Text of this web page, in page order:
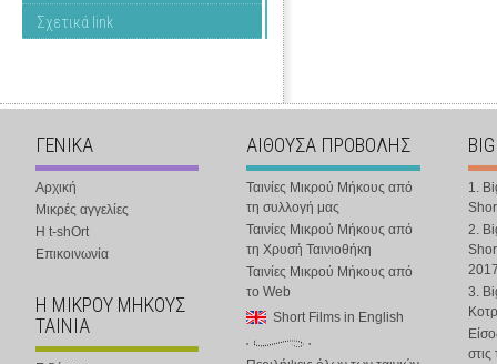
Σχετικά link
ΓΕΝΙΚΑ
Αρχική
Μικρές αγγελίες
Η t-shOrt
Επικοινωνία
Η ΜΙΚΡΟΥ ΜΗΚΟΥΣ
ΤΑΙΝΙΑ
ΑΙΘΟΥΣΑ ΠΡΟΒΟΛΗΣ
Ταινίες Μικρού Μήκους από
τη συλλογή μας
Ταινίες Μικρού Μήκους από
τη Χρυσή Ταινιοθήκη
Ταινίες Μικρού Μήκους από
το Web
Short Films in English
1.
2.
3.
στις